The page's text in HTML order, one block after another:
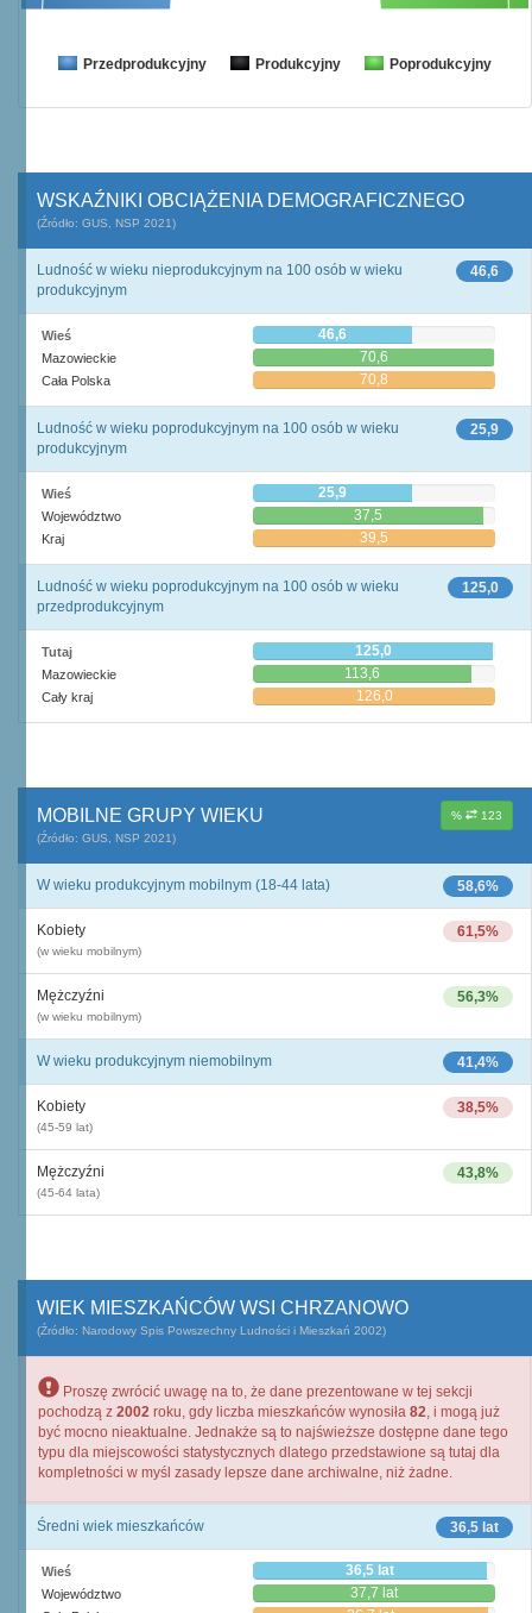
Przedprodukcyjny Produkcyjny Poprodukcyjny
WSKAŹNIKI OBCIĄŻENIA DEMOGRAFICZNEGO
(Źródło: GUS, NSP 2021)
46,6
Ludność w wieku nieprodukcyjnym na 100 osób w wieku
produkcyjnym
Wieś 46,6
Mazowieckie 70,6
Cała Polska 70,8
25,9
Ludność w wieku poprodukcyjnym na 100 osób w wieku
produkcyjnym
Wieś 25,9
Województwo 37,5
Kraj 39,5
125,0
Ludność w wieku poprodukcyjnym na 100 osób w wieku
przedprodukcyjnym
Tutaj 125,0
Mazowieckie 113,6
Cały kraj 126,0
% 123
MOBILNE GRUPY WIEKU
(Źródło: GUS, NSP 2021)
58,6%
W wieku produkcyjnym mobilnym (18-44 lata)
61,5%
Kobiety
(w wieku mobilnym)
56,3%
Mężczyźni
(w wieku mobilnym)
41,4%
W wieku produkcyjnym niemobilnym
38,5%
Kobiety
(45-59 lat)
43,8%
Mężczyźni
(45-64 lata)
WIEK MIESZKAŃCÓW WSI CHRZANOWO
(Źródło: Narodowy Spis Powszechny Ludności i Mieszkań 2002)
Proszę zwrócić uwagę na to, że dane prezentowane w tej sekcji
pochodzą z 2002 roku, gdy liczba mieszkańców wynosiła 82, i mogą już
być mocno nieaktualne. Jednakże są to najświeższe dostępne dane tego
typu dla miejscowości statystycznych dlatego przedstawione są tutaj dla
kompletności w myśl zasady lepsze dane archiwalne, niż żadne.
36,5 lat
Średni wiek mieszkańców
Wieś 36,5 lat
Województwo 37,7 lat